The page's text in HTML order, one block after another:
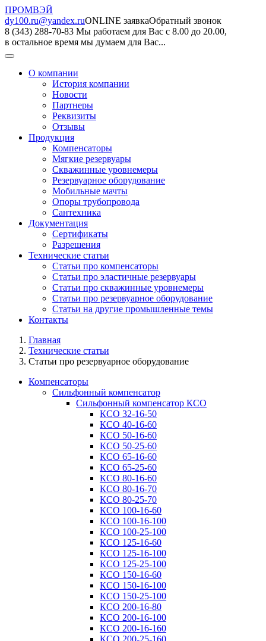
ПРОМВЭЙ
dy100.ru@yandex.ruONLINE заявкаОбратный звонок
8 (343) 288-70-83 Мы работаем для Вас с 8.00 до 20.00,
в остальное время мы думаем для Вас...
О компании
История компании
Новости
Партнеры
Реквизиты
Отзывы
Продукция
Компенсаторы
Мягкие резервуары
Скважинные уровнемеры
Резервуарное оборудование
Мобильные мачты
Опоры трубопровода
Сантехника
Документация
Сертификаты
Разрешения
Технические статьи
Статьи про компенсаторы
Статьи про эластичные резервуары
Статьи про скважинные уровнемеры
Статьи про резервуарное оборудование
Статьи на другие промышленные темы
Контакты
Главная
Технические статьи
Статьи про резервуарное оборудование
Компенсаторы
Сильфонный компенсатор
Сильфонный компенсатор КСО
КСО 32-16-50
КСО 40-16-60
КСО 50-16-60
КСО 50-25-60
КСО 65-16-60
КСО 65-25-60
КСО 80-16-60
КСО 80-16-70
КСО 80-25-70
КСО 100-16-60
КСО 100-16-100
КСО 100-25-100
КСО 125-16-60
КСО 125-16-100
КСО 125-25-100
КСО 150-16-60
КСО 150-16-100
КСО 150-25-100
КСО 200-16-80
КСО 200-16-100
КСО 200-16-160
КСО 200-25-160